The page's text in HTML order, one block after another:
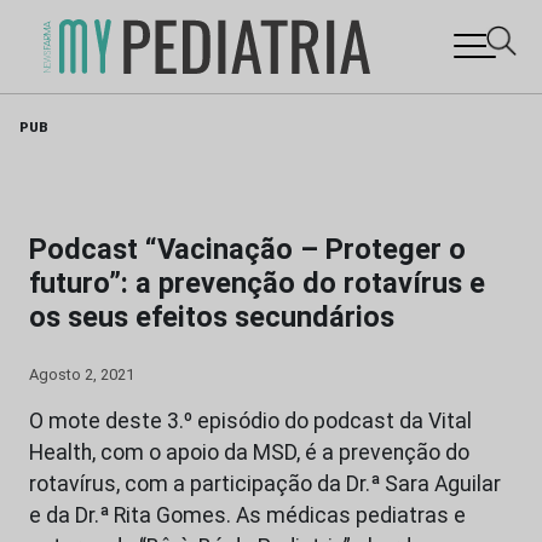
PUB
Podcast “Vacinação – Proteger o
futuro”: a prevenção do rotavírus e
os seus efeitos secundários
Agosto 2, 2021
O mote deste 3.º episódio do podcast da Vital
Health, com o apoio da MSD, é a prevenção do
rotavírus, com a participação da Dr.ª Sara Aguilar
e da Dr.ª Rita Gomes. As médicas pediatras e